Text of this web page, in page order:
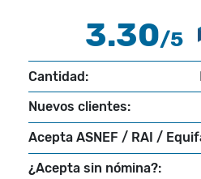
3.30/5
Cantidad:
Nuevos clientes:
Acepta ASNEF / RAI /
¿Acepta sin nómina?: